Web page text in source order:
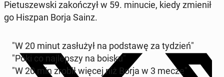
Pie­tu­szew­ski za­koń­czył w 59. minucie, kiedy zmienił
go Hiszpan Borja Sainz.
"W 20 minut za­słu­żył na pod­sta­wę za tydzień"
"Póki co naj­lep­szy na boisku"
"W 20 min zrobił więcej niż Borja w 3 mecze"